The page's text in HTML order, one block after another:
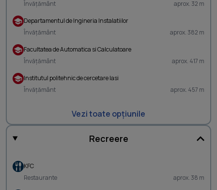
Învățământ
aprox. 32 m
Departamentul de Ingineria Instalatiilor
Învățământ
aprox. 382 m
Facultatea de Automatica si Calculatoare
Învățământ
aprox. 417 m
Institutul politehnic de cercetare Iasi
Învățământ
aprox. 457 m
Vezi toate opțiunile
Recreere
KFC
Restaurante
aprox. 38 m